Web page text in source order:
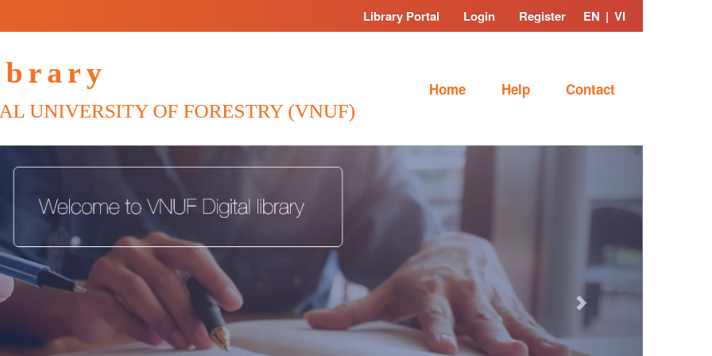
Library Portal Login Register EN | VI
Home Help Contact